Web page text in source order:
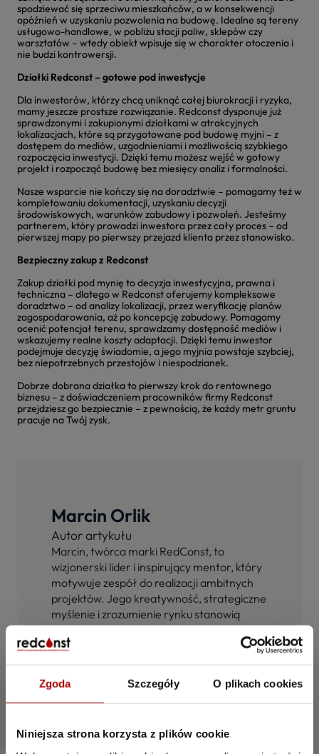
Zgoda Szczegóły O plikach cookies
Niniejsza strona korzysta z plików cookie
spodziewać się sprzeciwu mieszkańców, a w konsekwencji
opóźnień w uzyskaniu pozwolenia na budowę. Idealne są tereny
usługowo-handlowe, w pobliżu stacji paliw, sklepów czy
warsztatów – wtedy obiekt wpisuje się w charakter otoczenia i
nie budzi kontrowersji.
Działki Redconst – gotowe pod inwestycje
Dla inwestorów, którzy chcą uniknąć całej biurokracji i ryzyka,
mamy jeszcze prostsze rozwiązanie. Redconst dysponuje już
sprawdzonymi i zakupionymi działkami w atrakcyjnych
lokalizacjach, które są przygotowane pod budowę myjni – z
dostępem do mediów, uzgodnieniami i możliwością szybkiego
rozpoczęcia inwestycji. Dzięki temu możesz wejść w gotowy
projekt i rozpocząć budowę bez miesięcy analiz i formalności.
Nasze wsparcie nie kończy się na doradztwie – pomagamy też w
kompletowaniu dokumentacji, uzyskaniu decyzji
środowiskowych, warunków zabudowy i pozwoleń. Jesteśmy
partnerem, który prowadzi inwestora przez cały proces – od
pierwszej mapy po pierwszy przejazd klienta przez stanowisko.
Bezpieczny zakup z Redconst
Zakup działki pod mynię to decyzja inwestycyjna, prawna i
techniczna – dlatego w Redconst oferujemy kompleksowe
doradztwo – od analizy lokalizacji, przez weryfikację planów
zagospodarowania, aż po koncepcję zabudowy. Pomagamy
ocenić potencjał terenu, sprawdzamy dostępność mediów i
wskazujemy realne koszty adaptacji. Dzięki temu inwestor
podejmuje decyzję świadomie, a jego myjnia powstaje szybciej,
bez niepotrzebnych przestojów i niespodzianek.
Dobrze dobrana działka to pierwszy krok do rentownego
biznesu – z doświadczeniem pracowników firmy Redconst
przejdziesz go bezpiecznie – z pewnością, że każdy metr gruntu
pracuje na Twój zysk.
Marcin Orlik
Autor artykułu
Marcin, twórca marki RedConst, to
wizjonerski lider i inspirujący mentor, który
motywuje zespół do realizacji ambitnych
projektów. Jego kreatywność, strategiczne
myślenie i zrozumienie rynku stanowią
fundament sukcesu firmy.